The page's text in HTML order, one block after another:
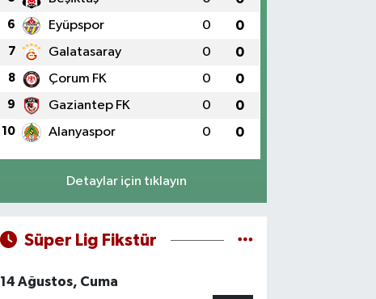
6 Eyüpspor 0 0
7 Galatasaray 0 0
8 Çorum FK 0 0
9 Gaziantep FK 0 0
10 Alanyaspor 0 0
Detaylar için tıklayın
Süper Lig Fikstür
14 Ağustos, Cuma